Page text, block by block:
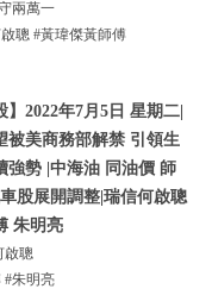
兩萬一
聰 #黃瑋傑黃師傅
】2022年7月5日 星期二|
被美商務部解禁 引領生
強勢 |中海油 同油價 師
股展開調整|瑞信何啟聰
朱明亮
啟聰
#朱明亮